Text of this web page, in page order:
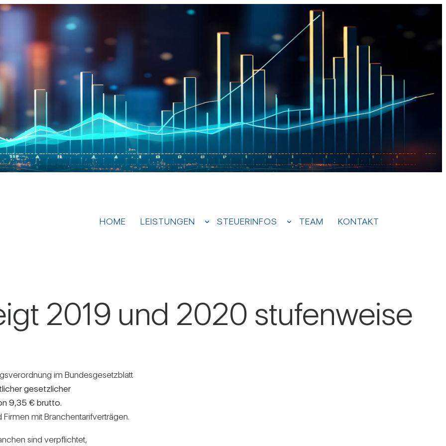
HOME LEISTUNGEN STEUERINFOS TEAM KONTAKT
2019 und 2020 stu­fen­weise
im Bun­des­ge­setz­blatt
gesetz­li­cher
9,35 € brutto.
mit Bran­chen­ta­rif­ver­trägen.
sind ver­pflichtet,